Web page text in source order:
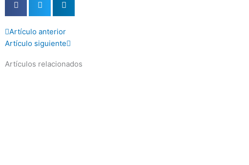
Prev
Artículo anterior
Artículo siguiente
Artículos relacionados